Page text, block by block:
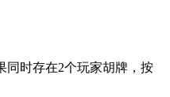
同时存在2个玩家胡牌，按